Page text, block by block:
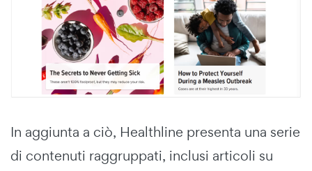
In aggiunta a ciò, Healthline presenta una serie
di contenuti raggruppati, inclusi articoli su